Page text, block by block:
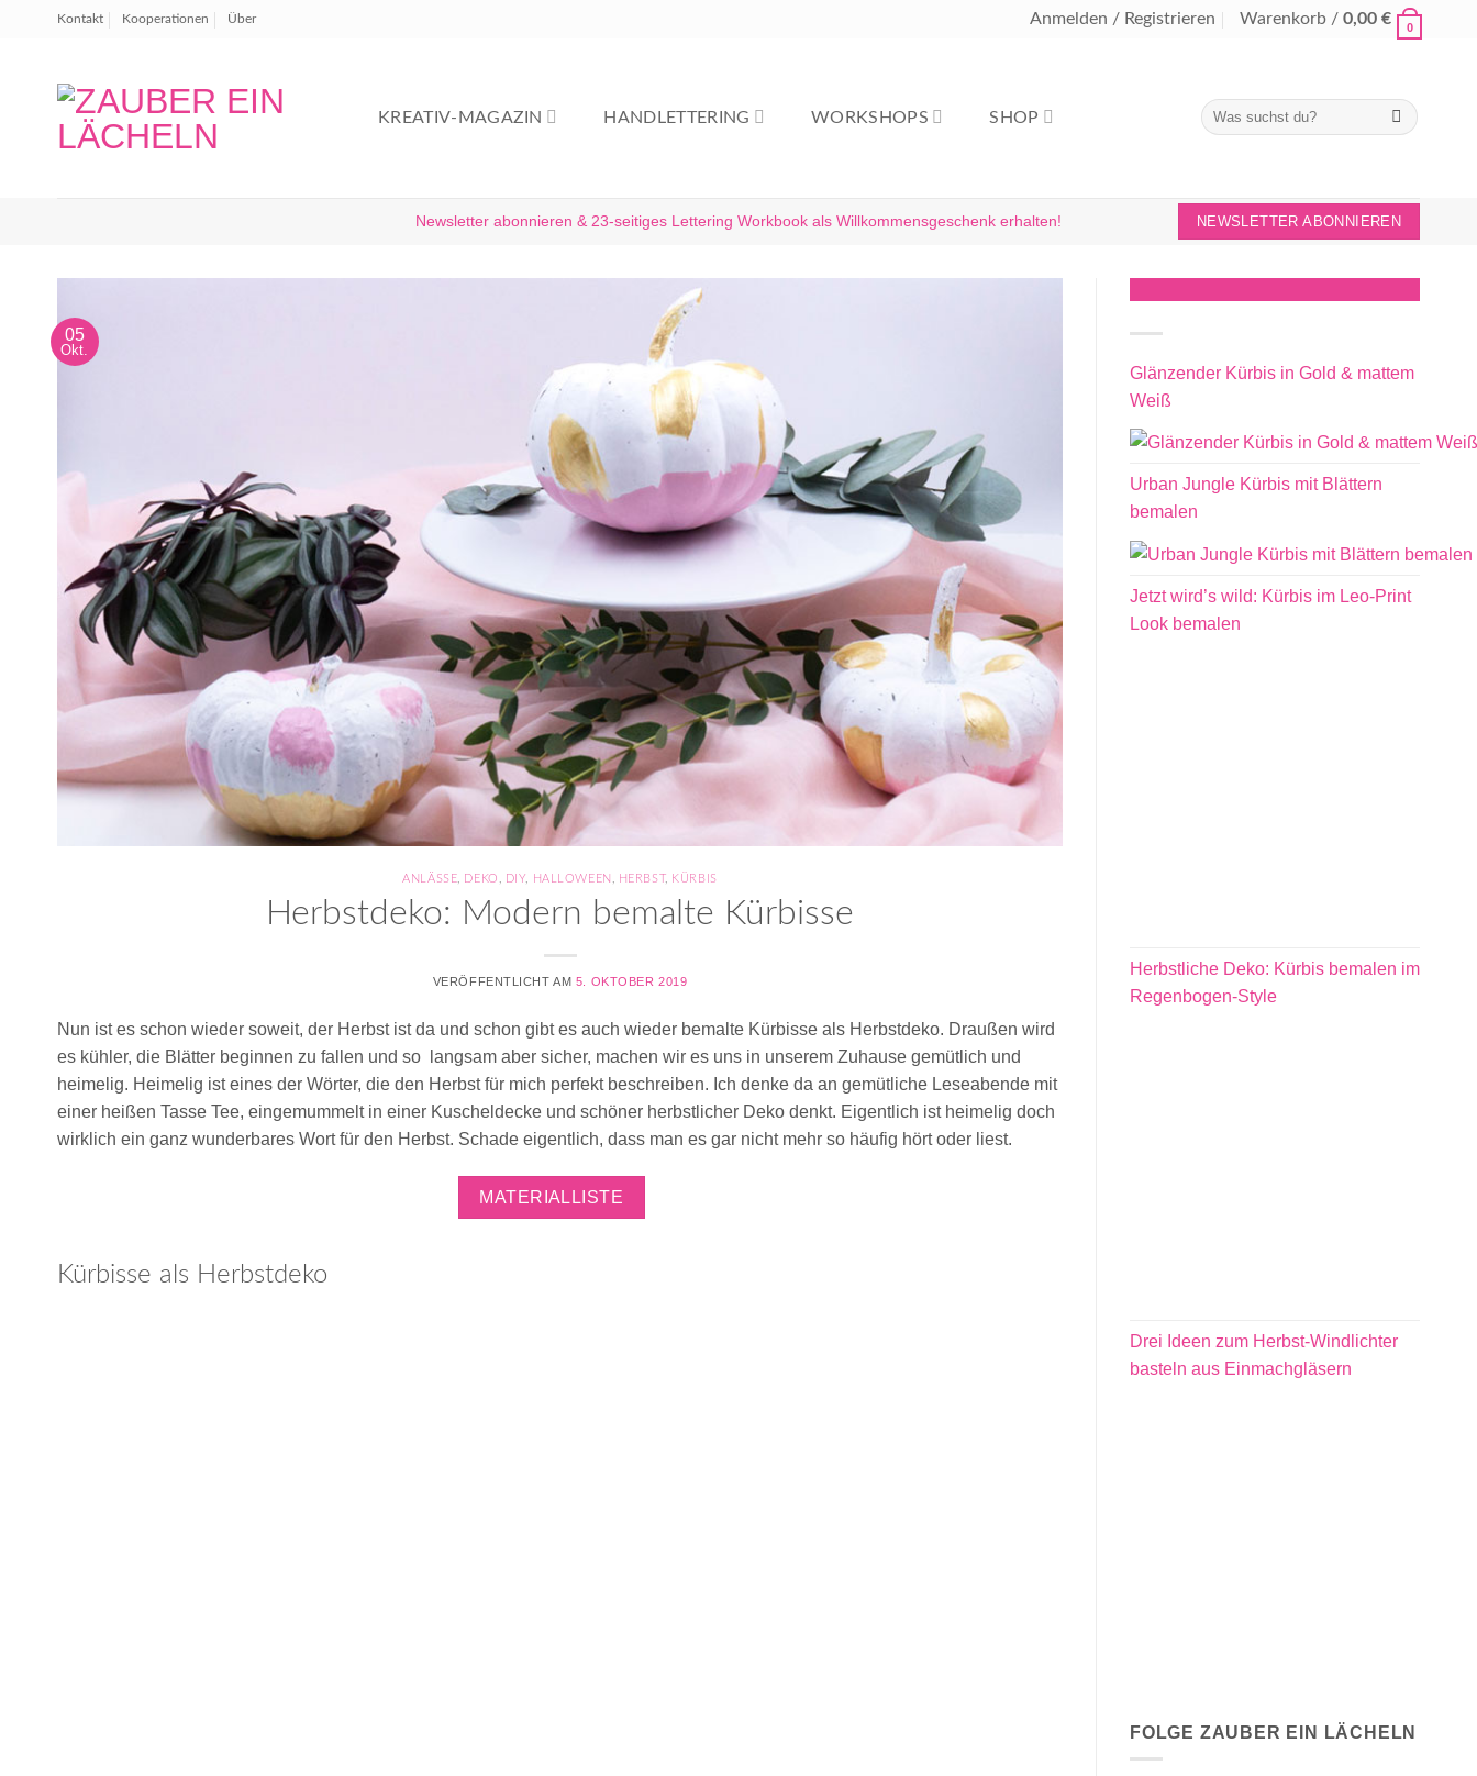
Kontakt Kooperationen Über Anmelden / Registrieren Warenkorb / 0,00 € 0
KREATIV-MAGAZIN HANDLETTERING WORKSHOPS SHOP
Suchen
nach:
Newsletter abonnieren & 23-seitiges Lettering Workbook als Willkommensgeschenk erhalten! NEWSLETTER ABONNIEREN
05
Okt.
ANLÄSSE, DEKO , DIY, HALLOWEEN , HERBST , KÜRBIS
Herbstdeko: Modern bemalte Kürbisse
VERÖFFENTLICHT AM 5. OKTOBER 2019
Nun ist es schon wieder soweit, der Herbst ist da und schon gibt es auch wieder bemalte Kürbisse als Herbstdeko. Draußen wird
es kühler, die Blätter beginnen zu fallen und so langsam aber sicher, machen wir es uns in unserem Zuhause gemütlich und
heimelig. Heimelig ist eines der Wörter, die den Herbst für mich perfekt beschreiben. Ich denke da an gemütliche Leseabende mit
einer heißen Tasse Tee, eingemummelt in einer Kuscheldecke und schöner herbstlicher Deko denkt. Eigentlich ist heimelig doch
wirklich ein ganz wunderbares Wort für den Herbst. Schade eigentlich, dass man es gar nicht mehr so häufig hört oder liest.
MATERIALLISTE
Kürbisse als Herbstdeko
Glänzender Kürbis in Gold & mattem
Weiß
Urban Jungle Kürbis mit Blättern
bemalen
Jetzt wird’s wild: Kürbis im Leo-Print
Look bemalen
Herbstliche Deko: Kürbis bemalen im
Regenbogen-Style
Drei Ideen zum Herbst-Windlichter
basteln aus Einmachgläsern
FOLGE ZAUBER EIN LÄCHELN